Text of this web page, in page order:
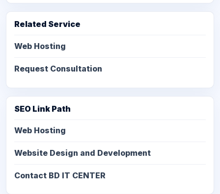
Related Service
Web Hosting
Request Consultation
SEO Link Path
Web Hosting
Website Design and Development
Contact BD IT CENTER